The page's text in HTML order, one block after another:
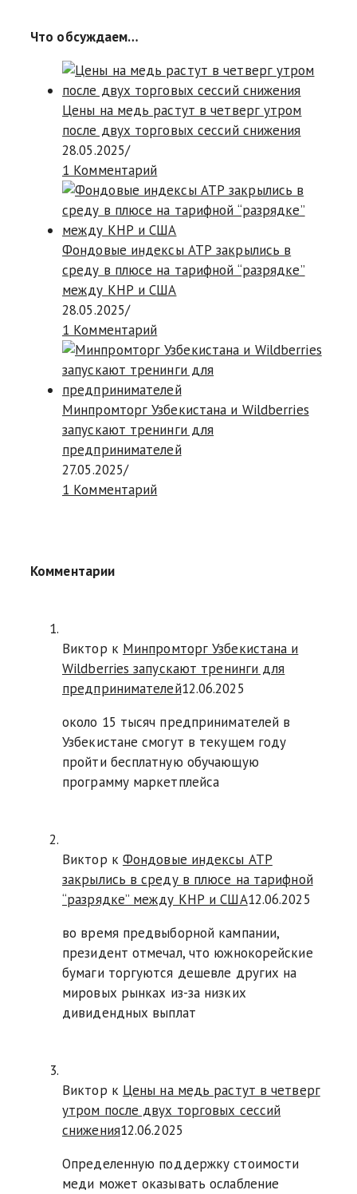
Что обсуждаем…
Цены на медь растут в четверг утром
после двух торговых сессий снижения
28.05.2025/
1 Комментарий
Фондовые индексы АТР закрылись в
среду в плюсе на тарифной “разрядке”
между КНР и США
28.05.2025/
1 Комментарий
Минпромторг Узбекистана и Wildberries
запускают тренинги для
предпринимателей
27.05.2025/
1 Комментарий
Комментарии
Виктор к Минпромторг Узбекистана и
Wildberries запускают тренинги для
предпринимателей12.06.2025
около 15 тысяч предпринимателей в
Узбекистане смогут в текущем году
пройти бесплатную обучающую
программу маркетплейса
Виктор к Фондовые индексы АТР
закрылись в среду в плюсе на тарифной
“разрядке” между КНР и США12.06.2025
во время предвыборной кампании,
президент отмечал, что южнокорейские
бумаги торгуются дешевле других на
мировых рынках из-за низких
дивидендных выплат
Виктор к Цены на медь растут в четверг
утром после двух торговых сессий
снижения12.06.2025
Определенную поддержку стоимости
меди может оказывать ослабление